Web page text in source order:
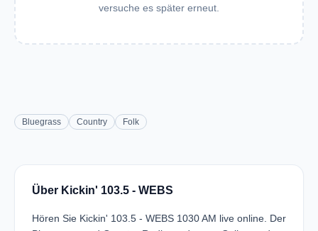
versuche es später erneut.
Bluegrass Country Folk
Über Kickin' 103.5 - WEBS
Hören Sie Kickin' 103.5 - WEBS 1030 AM live online. Der